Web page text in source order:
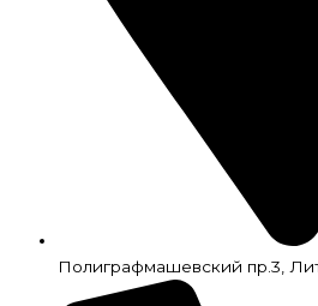
Полиграфмашевский пр.3,